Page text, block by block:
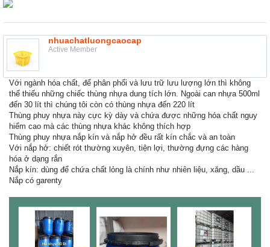
nhuachatluongcaocap
Active Member
Với ngành hóa chất, để phân phối và lưu trữ lưu lượng lớn thì không
thể thiếu những chiếc thùng nhựa dung tích lớn. Ngoài can nhựa 500ml
đến 30 lít thì chúng tôi còn có thùng nhựa đến 220 lít
Thùng phuy nhựa này cực kỳ dày và chứa được những hóa chất nguy
hiểm cao mà các thùng nhựa khác không thích hợp
Thùng phuy nhựa nắp kín và nắp hở đều rất kín chắc và an toàn
Với nắp hở: chiết rót thường xuyên, tiện lợi, thường đựng các hàng
hóa ở dạng rắn
Nắp kín: dùng để chứa chất lỏng là chính như nhiên liệu, xăng, dầu ...
Nắp có garenty